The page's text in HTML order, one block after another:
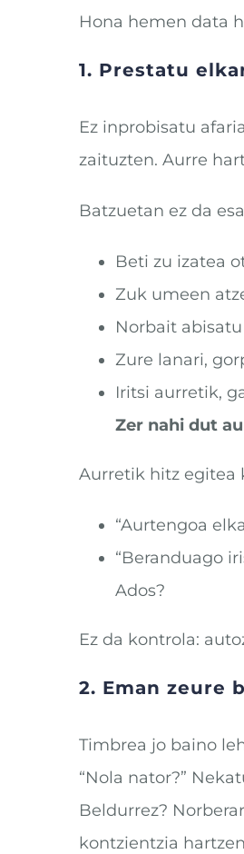
Hona hemen data
1. Prestatu
Ez inprobisatu
zaituzten. Aurre
Batzuetan ez da
Beti zu izatea
Zuk umeen
Norbait
Zure lanari,
Iritsi aurretik,
Zer nahi dut
Aurretik hitz egitea
“Aurtengoa
“Beranduago
Ados?
Ez da kontrola:
2. Eman zeure
Timbrea jo baino
“Nola nator?”
Beldurrez?
kontzientzia